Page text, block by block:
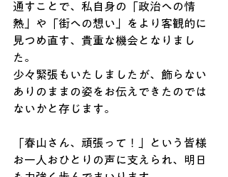
通すことで、私自身の「政治への情
熱」や「街への想い」をより客観的に
見つめ直す、貴重な機会となりまし
た。
少々緊張もいたしましたが、飾らない
ありのままの姿をお伝えできたのでは
ないかと存じます。
「春山さん、頑張って！」という皆様
お一人おひとりの声に支えられ、明日